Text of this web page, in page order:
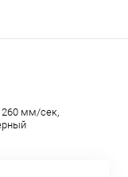
260 мм/сек,